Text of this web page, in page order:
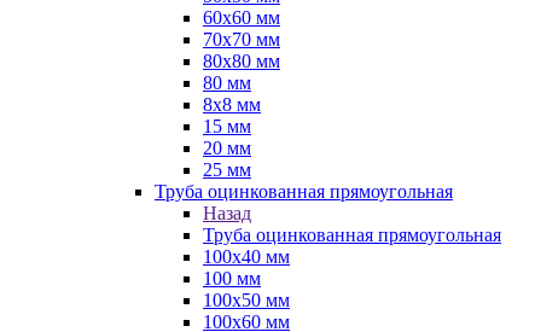
60х60 мм
70х70 мм
80х80 мм
80 мм
8х8 мм
15 мм
20 мм
25 мм
Труба оцинкованная прямоугольная
Назад
Труба оцинкованная прямоугольная
100х40 мм
100 мм
100х50 мм
100х60 мм